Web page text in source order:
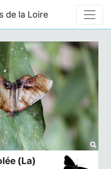
de la Loire
(La)